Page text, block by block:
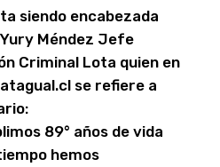
siendo encabezada
Méndez Jefe
Criminal Lota quien en
se refiere a
89° años de vida
hemos